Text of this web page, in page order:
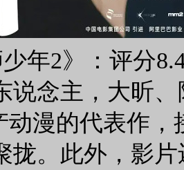
年2》：评分
说念主，大昕
动漫的代表作
拢。此外，影